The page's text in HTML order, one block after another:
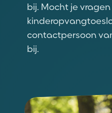
bij. Mocht je
contactpersoon
bij.